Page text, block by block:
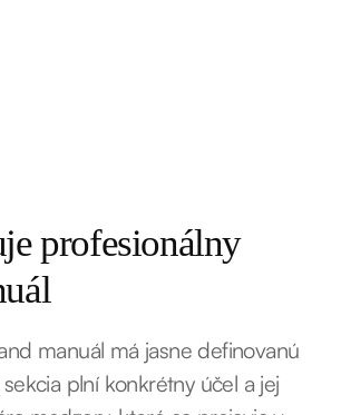
profesionálny
manuál má jasne definovanú
plní konkrétny účel a jej